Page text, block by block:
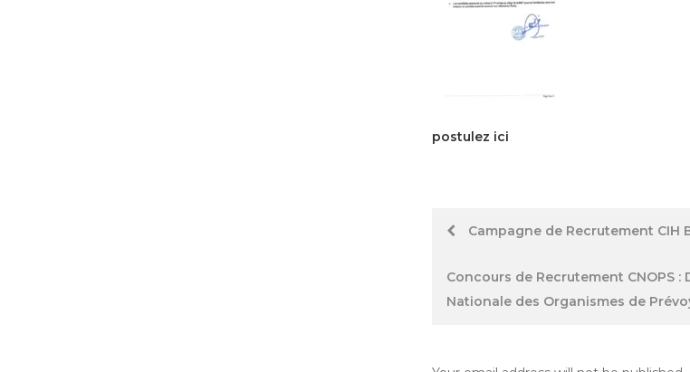
postulez ici
Post
navigation
Campagne de Recrutement CIH
Concours de Recrutement CNOPS
Nationale des Organismes de